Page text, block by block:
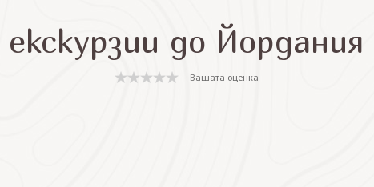
екскурзии до Йордания
Вашата оценка